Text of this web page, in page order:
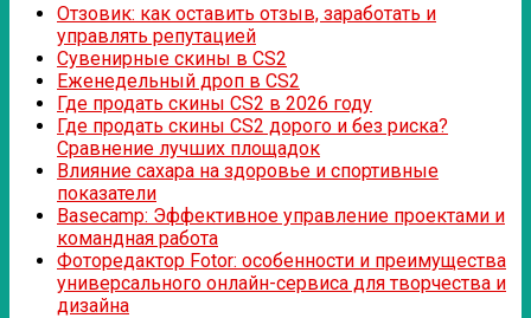
Отзовик: как оставить отзыв, заработать и
управлять репутацией
Сувенирные скины в CS2
Еженедельный дроп в CS2
Где продать скины CS2 в 2026 году
Где продать скины CS2 дорого и без риска?
Сравнение лучших площадок
Влияние сахара на здоровье и спортивные
показатели
Basecamp: Эффективное управление проектами и
командная работа
Фоторедактор Fotor: особенности и преимущества
универсального онлайн-сервиса для творчества и
дизайна